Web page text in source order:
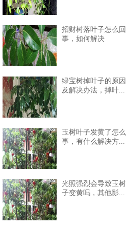
招财树落叶子怎么回
事，如何解决
绿宝树掉叶子的原
及解决办法，掉叶...
玉树叶子发黄了怎
事，有什么解决方...
光照强烈会导致玉
子变黄吗，其他影...